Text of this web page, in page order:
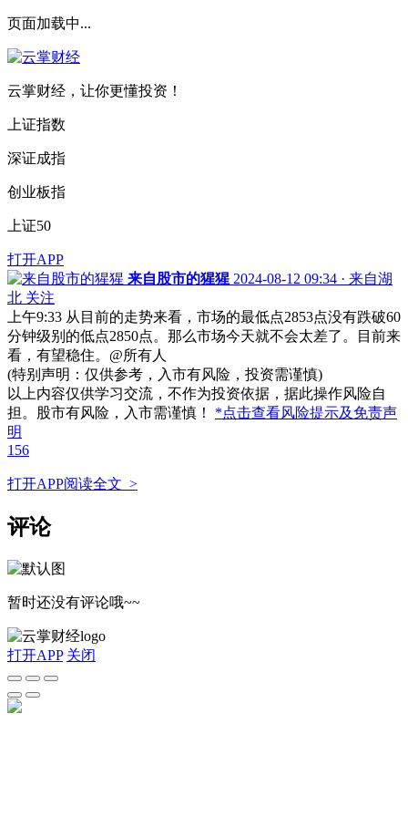
页面加载中...
云掌财经，让你更懂投资！
上证指数
深证成指
创业板指
上证50
打开APP
来自股市的猩猩 2024-08-12 09:34 · 来自湖
北 关注
上午9:33 从目前的走势来看，市场的最低点2853点没有跌破60
分钟级别的低点2850点。那么市场今天就不会太差了。目前来
看，有望稳住。@所有人
(特别声明：仅供参考，入市有风险，投资需谨慎)
以上内容仅供学习交流，不作为投资依据，据此操作风险自
担。股市有风险，入市需谨慎！ *点击查看风险提示及免责声
明
156
打开APP阅读全文 >
评论
暂时还没有评论哦~~
打开APP 关闭